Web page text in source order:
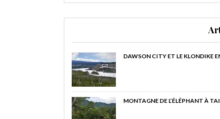
DAWSON CITY ET LE KLONDIKE
MONTAGNE DE L’ÉLÉPHANT À